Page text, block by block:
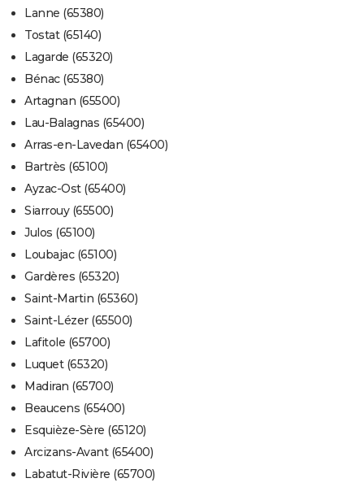
Lanne (65380)
Tostat (65140)
Lagarde (65320)
Bénac (65380)
Artagnan (65500)
Lau-Balagnas (65400)
Arras-en-Lavedan (65400)
Bartrès (65100)
Ayzac-Ost (65400)
Siarrouy (65500)
Julos (65100)
Loubajac (65100)
Gardères (65320)
Saint-Martin (65360)
Saint-Lézer (65500)
Lafitole (65700)
Luquet (65320)
Madiran (65700)
Beaucens (65400)
Esquièze-Sère (65120)
Arcizans-Avant (65400)
Labatut-Rivière (65700)